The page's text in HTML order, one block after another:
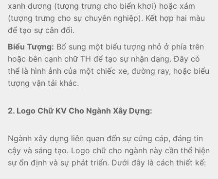
xanh dương (tượng trưng cho biển khơi) hoặc xám
(tượng trưng cho sự chuyên nghiệp). Kết hợp hai màu
để tạo sự cân đối.
Biểu Tượng: Bổ sung một biểu tượng nhỏ ở phía trên
hoặc bên cạnh chữ TH để tạo sự nhận dạng. Đây có
thể là hình ảnh của một chiếc xe, đường ray, hoặc biểu
tượng vận tải khác.
2. Logo Chữ KV Cho Ngành Xây Dựng:
Ngành xây dựng liên quan đến sự cứng cáp, đáng tin
cậy và sáng tạo. Logo chữ cho ngành này cần thể hiện
sự ổn định và sự phát triển. Dưới đây là cách thiết kế: